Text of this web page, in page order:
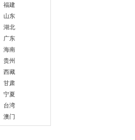
福建
山东
湖北
广东
海南
贵州
西藏
甘肃
宁夏
台湾
澳门